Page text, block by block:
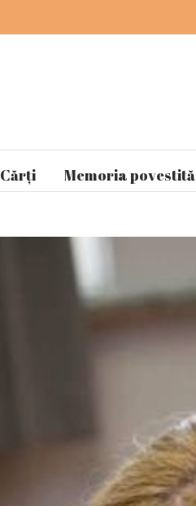
Cărți Memoria povestită